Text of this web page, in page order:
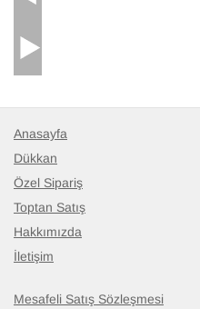
Anasayfa
Dükkan
Özel Sipariş
Toptan Satış
Hakkımızda
İletişim
Mesafeli Satış Sözleşmesi